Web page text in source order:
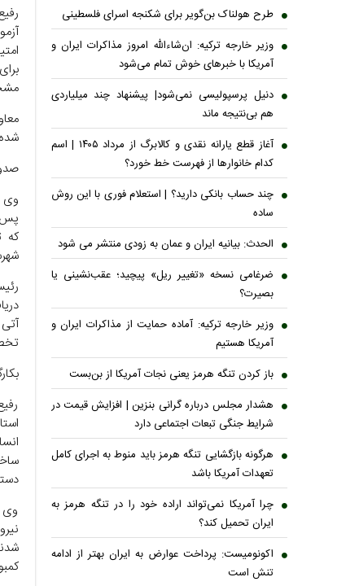
وی
پس
که
وی
طرح هولناک بن‌گویر برای شکنجه اسرای فلسطینی
وزیر خارجه ترکیه: ان‌شاءالله امروز مذاکرات ایران و
آمریکا با خبرهای خوش تمام می‌شود
دنیل پرسپولیسی نمی‌شود| پیشنهاد چند میلیاردی
هم بی‌نتیجه ماند
آغاز قطع یارانه نقدی و کالابرگ از مرداد ۱۴۰۵ | اسم
کدام خانوار‌ها از فهرست خط خورد؟
چند حساب بانکی دارید؟ | استعلام فوری با این روش
ساده
الحدث: بیانیه ایران و عمان به زودی منتشر می شود
ضرغامی نسخه «تغییر ریل» پیچید؛ عقب‌نشینی یا
بصیرت؟
وزیر خارجه ترکیه: آماده حمایت از مذاکرات ایران و
آمریکا هستیم
باز کردن تنگه هرمز یعنی نجات آمریکا از بن‌بست
هشدار مجلس درباره گرانی بنزین | افزایش قیمت در
شرایط جنگی تبعات اجتماعی دارد
هرگونه بازگشایی تنگه هرمز باید منوط به اجرای کامل
تعهدات آمریکا باشد
چرا آمریکا نمی‌تواند اراده خود را در تنگه هرمز به
ایران تحمیل کند؟
اکونومیست: پرداخت عوارض به ایران بهتر از ادامه
تنش است